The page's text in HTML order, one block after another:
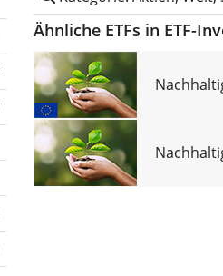
Ähnliche ETFs in ETF-